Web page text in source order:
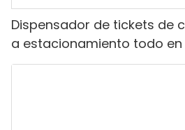
Dispensador de tickets de
a estacionamiento todo
solución del sistema de